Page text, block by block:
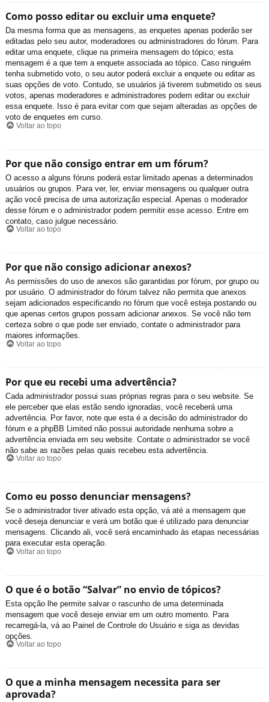
Como posso editar ou excluir uma enquete?
Da mesma forma que as mensagens, as enquetes apenas poderão ser
editadas pelo seu autor, moderadores ou administradores do fórum. Para
editar uma enquete, clique na primeira mensagem do tópico; esta
mensagem é a que tem a enquete associada ao tópico. Caso ninguém
tenha submetido voto, o seu autor poderá excluir a enquete ou editar as
suas opções de voto. Contudo, se usuários já tiverem submetido os seus
votos, apenas moderadores e administradores podem editar ou excluir
essa enquete. Isso é para evitar com que sejam alteradas as opções de
voto de enquetes em curso.
Voltar ao topo
Por que não consigo entrar em um fórum?
O acesso a alguns fóruns poderá estar limitado apenas a determinados
usuários ou grupos. Para ver, ler, enviar mensagens ou qualquer outra
ação você precisa de uma autorização especial. Apenas o moderador
desse fórum e o administrador podem permitir esse acesso. Entre em
contato, caso julgue necessário.
Voltar ao topo
Por que não consigo adicionar anexos?
As permissões do uso de anexos são garantidas por fórum, por grupo ou
por usuário. O administrador do fórum talvez não permita que anexos
sejam adicionados especificando no fórum que você esteja postando ou
que apenas certos grupos possam adicionar anexos. Se você não tem
certeza sobre o que pode ser enviado, contate o administrador para
maiores informações.
Voltar ao topo
Por que eu recebi uma advertência?
Cada administrador possui suas próprias regras para o seu website. Se
ele perceber que elas estão sendo ignoradas, você receberá uma
advertência. Por favor, note que esta é a decisão do administrador do
fórum e a phpBB Limited não possui autoridade nenhuma sobre a
advertência enviada em seu website. Contate o administrador se você
não sabe as razões pelas quais recebeu esta advertência.
Voltar ao topo
Como eu posso denunciar mensagens?
Se o administrador tiver ativado esta opção, vá até a mensagem que
você deseja denunciar e verá um botão que é utilizado para denunciar
mensagens. Clicando ali, você será encaminhado às etapas necessárias
para executar esta operação.
Voltar ao topo
O que é o botão “Salvar” no envio de tópicos?
Esta opção lhe permite salvar o rascunho de uma determinada
mensagem que você deseje enviar em um outro momento. Para
recarregá-la, vá ao Painel de Controle do Usuário e siga as devidas
opções.
Voltar ao topo
O que a minha mensagem necessita para ser
aprovada?